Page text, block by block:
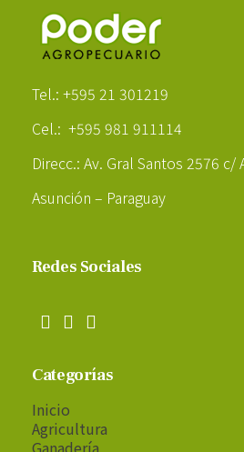
Tel.: +595 21 301219
Cel.: +595 981 911114
Direcc.: Av. Gral Santos 2576 c/
Asunción – Paraguay
Redes Sociales
Categorías
Inicio
Agricultura
Ganadería